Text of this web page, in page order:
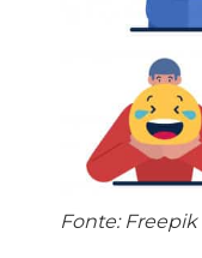
Fonte: Freepik